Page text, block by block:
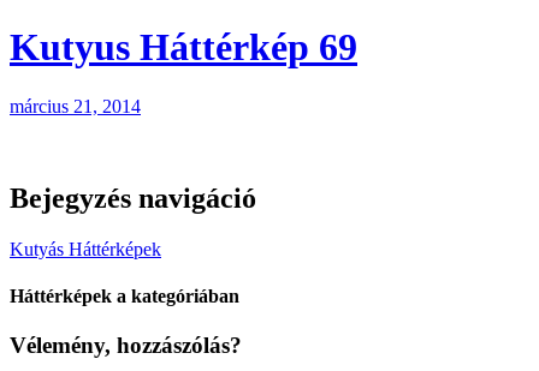
Kutyus Háttérkép 69
március 21, 2014
Bejegyzés navigáció
Kutyás Háttérképek
Háttérképek a kategóriában
Vélemény, hozzászólás?